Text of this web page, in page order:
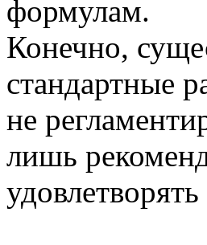
формулам.
Конечно,
стандартные
не
лишь